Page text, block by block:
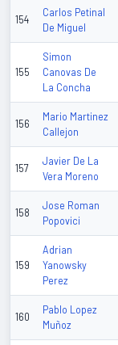
154
Carlos Petinal
De Miguel
155
Simon
Canovas De
La Concha
156
Mario Martinez
Callejon
157
Javier De La
Vera Moreno
158
Jose Roman
Popovici
159
Adrian
Yanowsky
Perez
160
Pablo Lopez
Muñoz